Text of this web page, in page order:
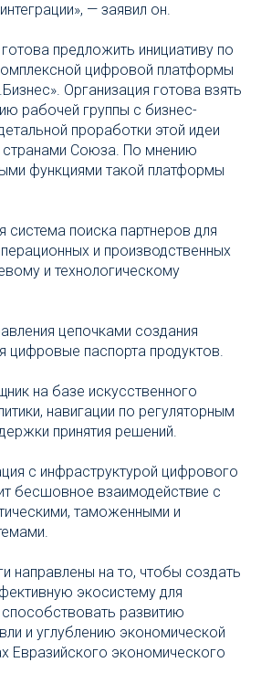
— заявил он.
предложить инициативу по
цифровой платформы
Организация готова взять
рабочей группы с бизнес-
проработки этой идеи
Союза. По мнению
функциями такой платформы
система поиска партнеров для
и производственных
и технологическому
цепочками создания
цифровые паспорта продуктов.
на базе искусственного
навигации по регуляторным
принятия решений.
с инфраструктурой цифрового
бесшовное взаимодействие с
таможенными и
направлены на то, чтобы создать
экосистему для
развитию
и углублению экономической
Евразийского экономического